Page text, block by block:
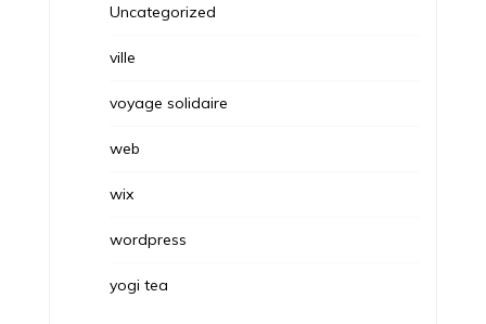
Uncategorized
ville
voyage solidaire
web
wix
wordpress
yogi tea